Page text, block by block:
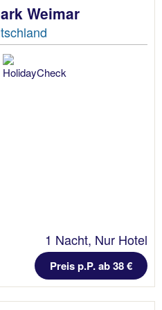
Weimar
1 Nacht, Nur Hotel
Preis p.P. ab 38 €